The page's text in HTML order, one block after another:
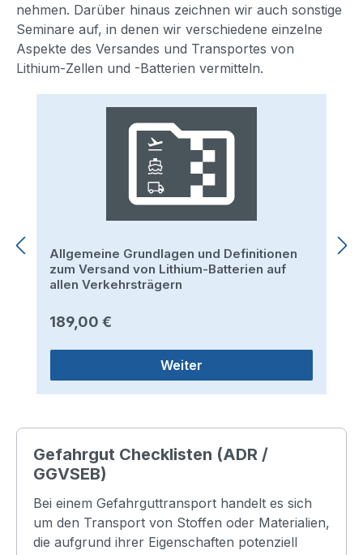
nehmen. Darüber hinaus zeichnen wir auch sonstige
Seminare auf, in denen wir verschiedene einzelne
Aspekte des Versandes und Transportes von
Lithium-Zellen und -Batterien vermitteln.
Produktgalerie überspringen
Allgemeine Grundlagen und Definitionen
zum Versand von Lithium-Batterien auf
allen Verkehrsträgern
Regulärer Preis:
189,00 €
Weiter
Gefahrgut Checklisten (ADR /
GGVSEB)
Bei einem Gefahrguttransport handelt es sich
um den Transport von Stoffen oder Materialien,
die aufgrund ihrer Eigenschaften potenziell